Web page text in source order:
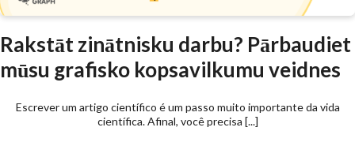
Rakstāt zinātnisku darbu? Pārbaudiet
mūsu grafisko kopsavilkumu veidnes
Escrever um artigo científico é um passo muito importante da vida
científica. Afinal, você precisa [...]